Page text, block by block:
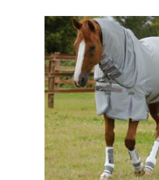
varianti.
Valikuid